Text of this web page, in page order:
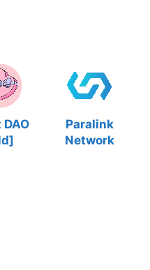
Paralink
Network